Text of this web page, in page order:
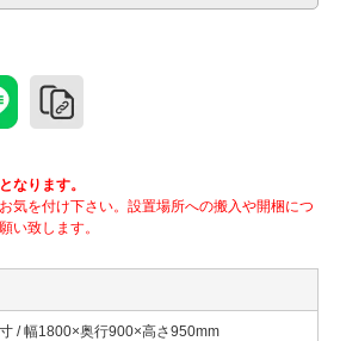
なります。
気を付け下さい。設置場所への搬入や開梱につ
い致します。
/ 幅1800×奥行900×高さ950mm